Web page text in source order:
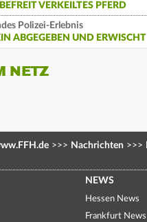
VERKEILTES PFERD
Polizei-Erlebnis
ABGEGEBEN UND ERWISCHT
NETZ
>>> Nachrichten >>>
NEWS
Hessen News
Frankfurt News